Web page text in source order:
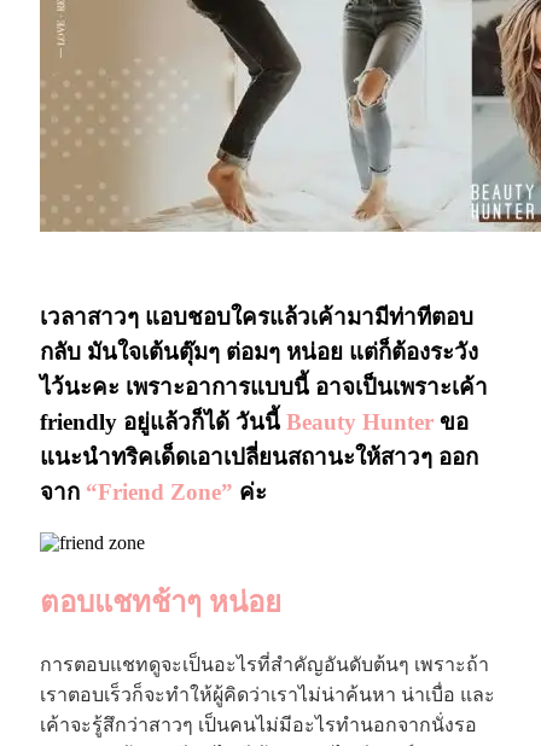
เวลาสาวๆ แอบชอบใครแล้วเค้ามามีท่าทีตอบ
กลับ มันใจเต้นตุ๊มๆ ต่อมๆ หน่อย แต่ก็ต้องระวัง
ไว้นะคะ เพราะอาการแบบนี้ อาจเป็นเพราะเค้า
friendly อยู่แล้วก็ได้ วันนี้ Beauty Hunter ขอ
แนะนำทริคเด็ดเอาเปลี่ยนสถานะให้สาวๆ ออก
จาก “Friend Zone” ค่ะ
ตอบแชทช้าๆ หน่อย
การตอบแชทดูจะเป็นอะไรที่สำคัญอันดับต้นๆ เพราะถ้า
เราตอบเร็วก็จะทำให้ผู้คิดว่าเราไม่น่าค้นหา น่าเบื่อ และ
เค้าจะรู้สึกว่าสาวๆ เป็นคนไม่มีอะไรทำนอกจากนั่งรอ